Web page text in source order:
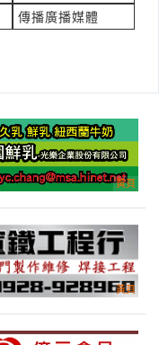
立即報價
立即報價
傳播廣播媒體